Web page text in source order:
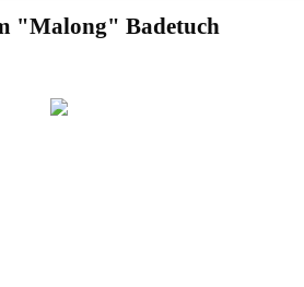
"Malong" Badetuch